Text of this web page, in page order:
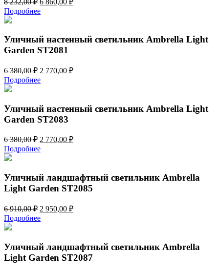
цена
составляла
232,00 ₽.
Подробнее
Уличный настенный светильник Ambrella Light
Garden ST2081
6 380,00₽ Первоначальная
цена
составляла
380,00 ₽.
2 770,00 ₽Текущая
Подробнее
Уличный настенный светильник Ambrella Light
Garden ST2083
6 380,00₽ Первоначальная
цена
составляла
380,00 ₽.
2 770,00 ₽Текущая
Подробнее
Уличный ландшафтный светильник Ambrella
Light Garden ST2085
6 910,00₽ Первоначальная
цена
составляла
910,00 ₽.
2 950,00 ₽Текущая
Подробнее
Уличный ландшафтный светильник Ambrella
Light Garden ST2087